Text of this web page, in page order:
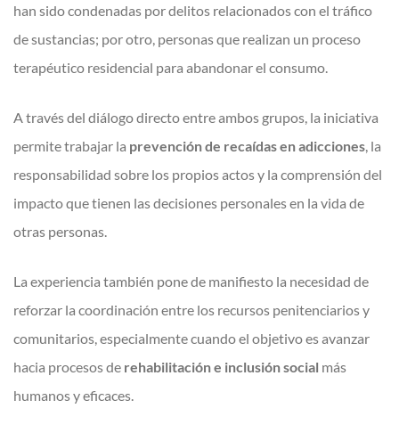
han sido condenadas por delitos relacionados con el tráfico
de sustancias; por otro, personas que realizan un proceso
terapéutico residencial para abandonar el consumo.
A través del diálogo directo entre ambos grupos, la iniciativa
permite trabajar la prevención de recaídas en adicciones, la
responsabilidad sobre los propios actos y la comprensión del
impacto que tienen las decisiones personales en la vida de
otras personas.
La experiencia también pone de manifiesto la necesidad de
reforzar la coordinación entre los recursos penitenciarios y
comunitarios, especialmente cuando el objetivo es avanzar
hacia procesos de rehabilitación e inclusión social más
humanos y eficaces.